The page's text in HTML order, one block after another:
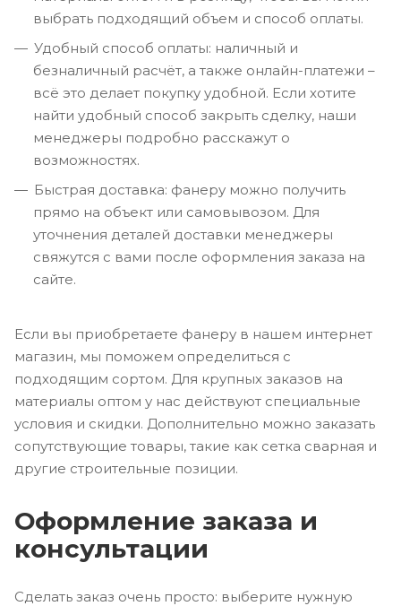
выбрать подходящий объем и способ оплаты.
Удобный способ оплаты: наличный и
безналичный расчёт, а также онлайн-платежи –
всё это делает покупку удобной. Если хотите
найти удобный способ закрыть сделку, наши
менеджеры подробно расскажут о
возможностях.
Быстрая доставка: фанеру можно получить
прямо на объект или самовывозом. Для
уточнения деталей доставки менеджеры
свяжутся с вами после оформления заказа на
сайте.
Если вы приобретаете фанеру в нашем интернет
магазин, мы поможем определиться с
подходящим сортом. Для крупных заказов на
материалы оптом у нас действуют специальные
условия и скидки. Дополнительно можно заказать
сопутствующие товары, такие как сетка сварная и
другие строительные позиции.
Оформление заказа и
консультации
Сделать заказ очень просто: выберите нужную